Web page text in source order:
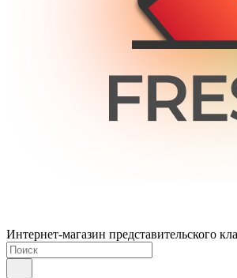
Интернет-магазин представительского